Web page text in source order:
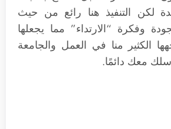
لكن التنفيذ هنا رائع من حيث
وفكرة “الارتداء” مما يجعلها
الكثير منا في العمل والجامعة
معك دائمًا.